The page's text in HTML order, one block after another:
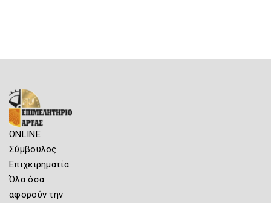
ONLINE
Σύμβουλος
Επιχειρηματία
Όλα όσα
αφορούν την